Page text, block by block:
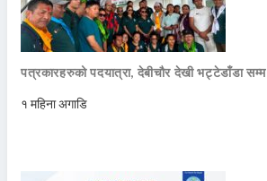
पत्रकारहरुको पदयात्रा, देबीचौर देखी भट्टेडाँडा सम्म
१ महिना अगाडि